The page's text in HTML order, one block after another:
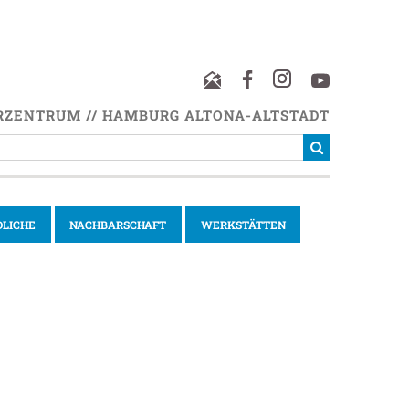
// HAMBURG ALTONA-ALTSTADT
NACHBARSCHAFT WERKSTÄTTEN